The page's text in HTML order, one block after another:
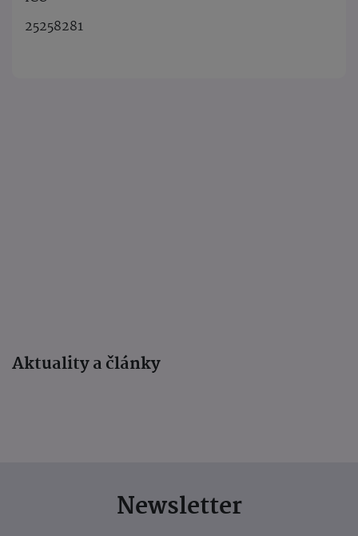
25258281
Aktuality a články
Newsletter